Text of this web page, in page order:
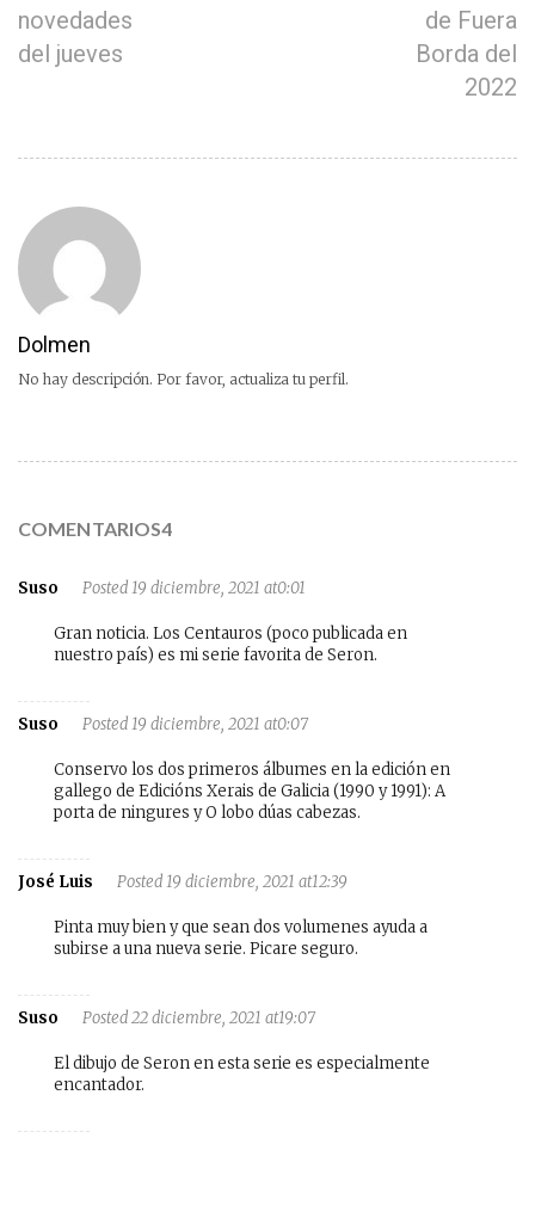
novedades
del jueves
de Fuera
Borda del
2022
Dolmen
No hay descripción. Por favor, actualiza tu perfil.
COMENTARIOS4
Suso Posted 19 diciembre, 2021 at0:01
Gran noticia. Los Centauros (poco publicada en
nuestro país) es mi serie favorita de Seron.
Suso Posted 19 diciembre, 2021 at0:07
Conservo los dos primeros álbumes en la edición en
gallego de Edicións Xerais de Galicia (1990 y 1991): A
porta de ningures y O lobo dúas cabezas.
José Luis Posted 19 diciembre, 2021 at12:39
Pinta muy bien y que sean dos volumenes ayuda a
subirse a una nueva serie. Picare seguro.
Suso Posted 22 diciembre, 2021 at19:07
El dibujo de Seron en esta serie es especialmente
encantador.